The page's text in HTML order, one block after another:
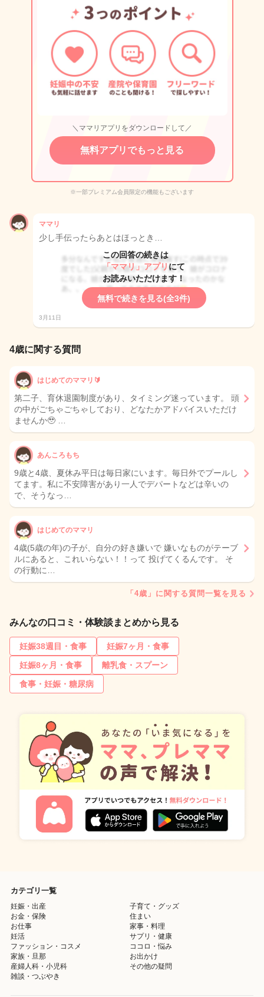
＼ママリアプリをダウンロードして／
無料アプリでもっと見る
※一部プレミアム会員限定の機能もございます
ママリ
少し手伝ったらあとはほっとき…
この回答の続きは
「ママリ」アプリ にて
お読みいただけます！
無料で続きを見る(全3件)
3月11日
4歳に関する質問
はじめてのママリ🔰
第二子、育休退園制度があり、タイミング迷っています。 頭
の中がごちゃごちゃしており、どなたかアドバイスいただけ
ませんか🥹 …
あんころもち
9歳と4歳、夏休み平日は毎日家にいます。毎日外でプールし
てます。私に不安障害があり一人でデパートなどは辛いの
で、そうなっ…
はじめてのママリ
4歳(5歳の年)の子が、自分の好き嫌いで 嫌いなものがテーブ
ルにあると、これいらない！！って 投げてくるんです。 そ
の行動に…
「4歳」に関する質問一覧を見る
みんなの口コミ・体験談まとめから見る
妊娠38週目・食事
妊娠7ヶ月・食事
妊娠8ヶ月・食事
離乳食・スプーン
食事・妊娠・糖尿病
カテゴリ一覧
妊娠・出産
子育て・グッズ
お金・保険
住まい
お仕事
家事・料理
妊活
サプリ・健康
ファッション・コスメ
ココロ・悩み
家族・旦那
お出かけ
産婦人科・小児科
その他の疑問
雑談・つぶやき